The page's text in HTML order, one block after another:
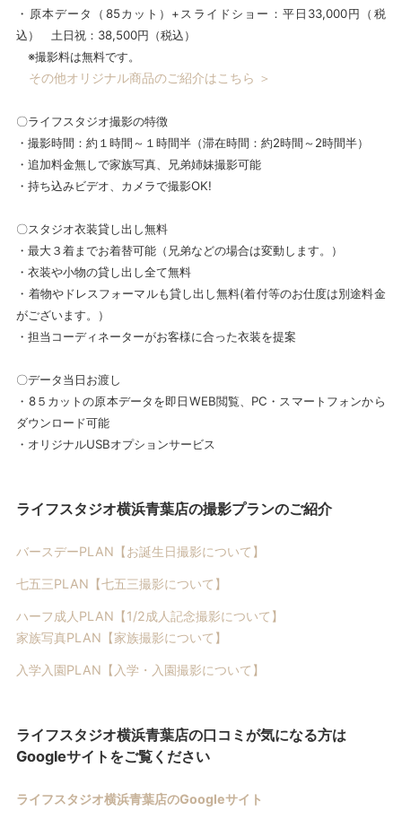
・原本データ（85カット）+スライドショー：平日33,000円（税
込） 土日祝：38,500円（税込）
※撮影料は無料です。
その他オリジナル商品のご紹介はこちら ＞
〇ライフスタジオ撮影の特徴
・撮影時間：約１時間～１時間半（滞在時間：約2時間～2時間半）
・追加料金無しで家族写真、兄弟姉妹撮影可能
・持ち込みビデオ、カメラで撮影OK!
〇スタジオ衣装貸し出し無料
・最大３着までお着替可能（兄弟などの場合は変動します。）
・衣装や小物の貸し出し全て無料
・着物やドレスフォーマルも貸し出し無料(着付等のお仕度は別途料金
がございます。）
・担当コーディネーターがお客様に合った衣装を提案
〇データ当日お渡し
・8５カットの原本データを即日WEB閲覧、PC・スマートフォンから
ダウンロード可能
・オリジナルUSBオプションサービス
ライフスタジオ横浜青葉店の撮影プランのご紹介
バースデーPLAN【お誕生日撮影について】
七五三PLAN【七五三撮影について】
ハーフ成人PLAN【1/2成人記念撮影について】
家族写真PLAN【家族撮影について】
入学入園PLAN【入学・入園撮影について】
ライフスタジオ横浜青葉店の口コミが気になる方は
Googleサイトをご覧ください
ライフスタジオ横浜青葉店のGoogleサイト